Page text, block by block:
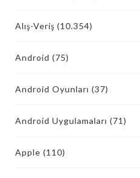
Alış-Veriş (10.354)
Android (75)
Android Oyunları (37)
Android Uygulamaları (71)
Apple (110)